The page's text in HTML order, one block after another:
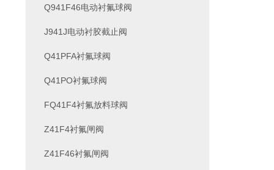
Q941F46电动衬氟球阀
J941J电动衬胶截止阀
Q41PFA衬氟球阀
Q41PO衬氟球阀
FQ41F4衬氟放料球阀
Z41F4衬氟闸阀
Z41F46衬氟闸阀